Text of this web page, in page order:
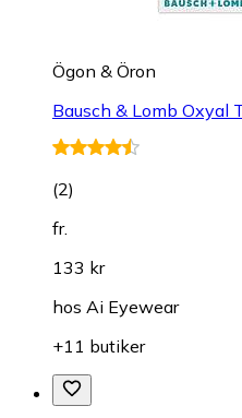
Ögon & Öron
Bausch & Lomb Oxyal
(2)
fr.
133 kr
hos Ai Eyewear
+11 butiker